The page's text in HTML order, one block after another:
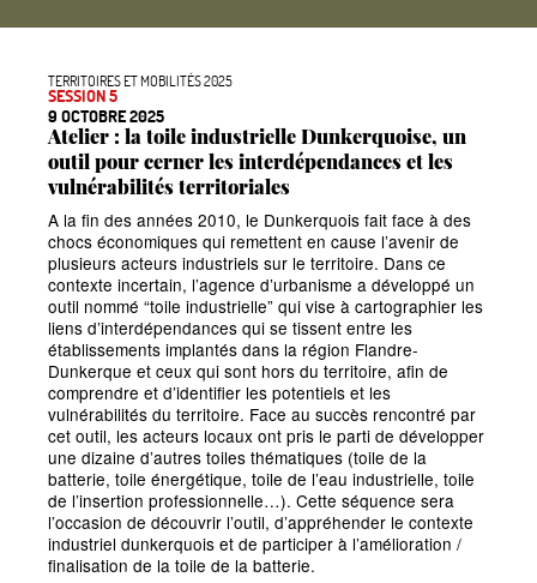
TERRITOIRES ET MOBILITÉS 2025
SESSION 5
9 OCTOBRE 2025
Atelier : la toile industrielle Dunkerquoise, un
outil pour cerner les interdépendances et les
vulnérabilités territoriales
A la fin des années 2010, le Dunkerquois fait face à des
chocs économiques qui remettent en cause l’avenir de
plusieurs acteurs industriels sur le territoire. Dans ce
contexte incertain, l’agence d’urbanisme a développé un
outil nommé “toile industrielle” qui vise à cartographier les
liens d’interdépendances qui se tissent entre les
établissements implantés dans la région Flandre-
Dunkerque et ceux qui sont hors du territoire, afin de
comprendre et d’identifier les potentiels et les
vulnérabilités du territoire. Face au succès rencontré par
cet outil, les acteurs locaux ont pris le parti de développer
une dizaine d’autres toiles thématiques (toile de la
batterie, toile énergétique, toile de l’eau industrielle, toile
de l’insertion professionnelle…). Cette séquence sera
l’occasion de découvrir l’outil, d’appréhender le contexte
industriel dunkerquois et de participer à l’amélioration /
finalisation de la toile de la batterie.